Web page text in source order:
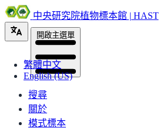
中央研究院植物標本館 | HAST
繁體中文
English (US)
開啟主選單
搜尋
關於
模式標本